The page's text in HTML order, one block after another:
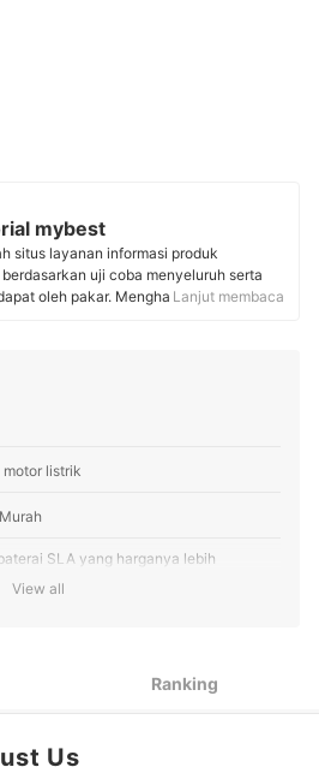
mybest
situs layanan informasi produk
uji coba menyeluruh serta
oleh pakar. Menghasilkan konten
mybest
Lanjut membaca
listrik
SLA yang harganya lebih
listrik
View all
Ranking
Us